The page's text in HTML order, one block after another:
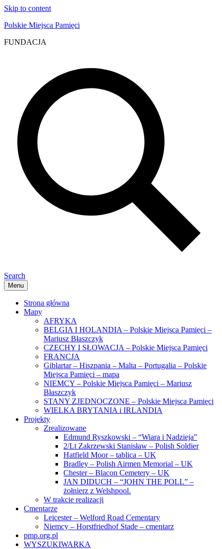
Skip to content
Polskie Miejsca Pamięci
FUNDACJA
Search
Menu
Strona główna
Mapy
AFRYKA
BELGIA I HOLANDIA – Polskie Miejsca Pamięci –
Mariusz Błaszczyk
CZECHY I SŁOWACJA – Polskie Miejsca Pamięci
FRANCJA
Giblartar – Hiszpania – Malta – Portugalia – Polskie
Miejsca Pamięci – mapa
NIEMCY – Polskie Miejsca Pamięci – Mariusz
Błaszczyk
STANY ZJEDNOCZONE – Polskie Miejsca Pamięci
WIELKA BRYTANIA i IRLANDIA
Projekty
Zrealizowane
Edmund Ryszkowski – “Wiara i Nadzieja”
2/Lt Zakrzewski Stanisław – Polish Soldier
Hatfield Moor – tablica – UK
Bradley – Polish Airmen Memorial – UK
Chester – Blacon Cemetery – UK
JAN DIDUCH – “JOHN THE POLL” –
żołnierz z Welshpool.
W trakcie realizacji
Cmentarze
Leicester – Welford Road Cementary
Niemcy – Horstfriedhof Stade – cmentarz
pmp.org.pl
WYSZUKIWARKA